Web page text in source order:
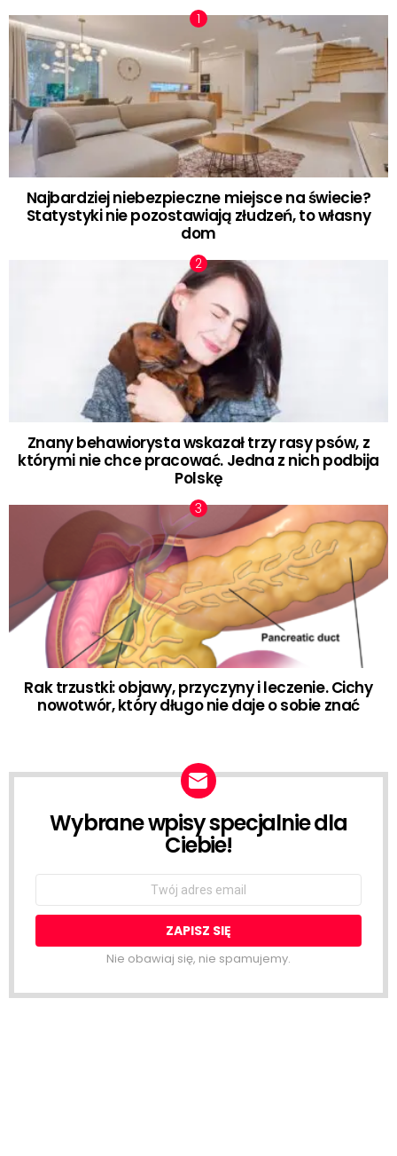
Najbardziej niebezpieczne miejsce na świecie?
Statystyki nie pozostawiają złudzeń, to własny
dom
Znany behawiorysta wskazał trzy rasy psów, z
którymi nie chce pracować. Jedna z nich podbija
Polskę
Rak trzustki: objawy, przyczyny i leczenie. Cichy
nowotwór, który długo nie daje o sobie znać
NEWSLETTER
Wybrane wpisy specjalnie dla
Ciebie!
Nie obawiaj się, nie spamujemy.